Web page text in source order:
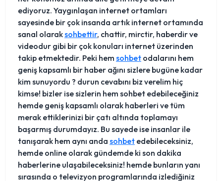
ediyoruz. Yaygınlaşan internet ortamları
sayesinde bir çok insanda artık internet ortamında
sanal olaraksohbettir, chattir, mirctir, haberdir ve
videodur gibi bir çok konuları internet üzerinden
takip etmektedir. Peki hem sohbet odalarını hem
geniş kapsamlı bir haber ağını sizlere bugüne kadar
kim sunuyordu ? durun cevabını biz verelim hiç
kimse! bizler ise sizlerin hem sohbet edebileceğiniz
hemde geniş kapsamlı olarak haberleri ve tüm
merak ettiklerinizi bir çatı altında toplamayı
başarmış durumdayız. Bu sayede ise insanlar ile
tanışarak hem aynı anda sohbet edebileceksiniz,
hemde online olarak gündemde ki son dakika
haberlerine ulaşabileceksiniz! hemde bunların yanı
sırasında o televizyon programlarında izlediğiniz